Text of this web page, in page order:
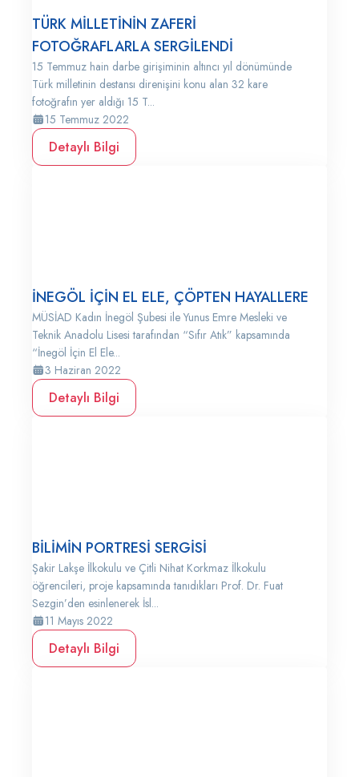
TÜRK MİLLETİNİN ZAFERİ
FOTOĞRAFLARLA SERGİLENDİ
15 Temmuz hain darbe girişiminin altıncı yıl dönümünde
Türk milletinin destansı direnişini konu alan 32 kare
fotoğrafın yer aldığı 15 T...
15 Temmuz 2022
Detaylı Bilgi
İNEGÖL İÇİN EL ELE, ÇÖPTEN HAYALLERE
MÜSİAD Kadın İnegöl Şubesi ile Yunus Emre Mesleki ve
Teknik Anadolu Lisesi tarafından “Sıfır Atık” kapsamında
“İnegöl İçin El Ele...
3 Haziran 2022
Detaylı Bilgi
BİLİMİN PORTRESİ SERGİSİ
Şakir Lakşe İlkokulu ve Çitli Nihat Korkmaz İlkokulu
öğrencileri, proje kapsamında tanıdıkları Prof. Dr. Fuat
Sezgin’den esinlenerek İsl...
11 Mayıs 2022
Detaylı Bilgi